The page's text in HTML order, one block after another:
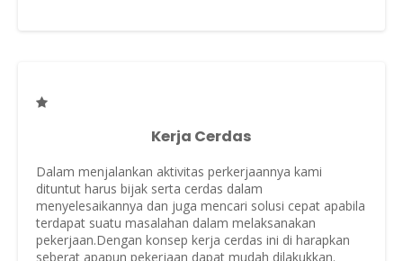
Kerja Cerdas
Dalam menjalankan aktivitas perkerjaannya kami
dituntut harus bijak serta cerdas dalam
menyelesaikannya dan juga mencari solusi cepat apabila
terdapat suatu masalahan dalam melaksanakan
pekerjaan.Dengan konsep kerja cerdas ini di harapkan
seberat apapun pekerjaan dapat mudah dilakukkan.